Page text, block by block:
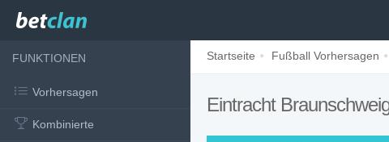
FUNKTIONEN
Vorhersagen
Kombinierte
Startseite Fußball Vorhersagen
Eintracht